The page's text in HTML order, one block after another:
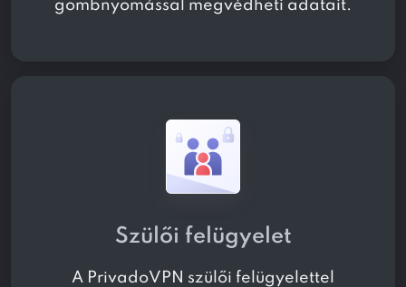
gombnyomással megvédheti adatait.
Szülői felügyelet
A PrivadoVPN szülői felügyelettel